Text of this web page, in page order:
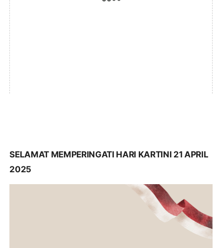
SELAMAT MEMPERINGATI HARI KARTINI 21 APRIL
2025